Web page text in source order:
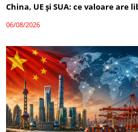
China, UE și SUA: ce valoare
06/08/2026